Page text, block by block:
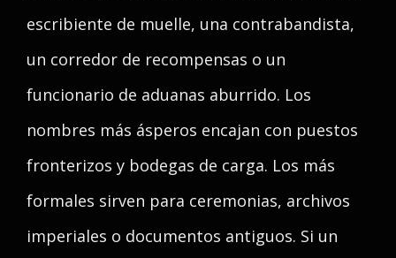
escribiente de muelle, una contrabandista,
un corredor de recompensas o un
funcionario de aduanas aburrido. Los
nombres más ásperos encajan con puestos
fronterizos y bodegas de carga. Los más
formales sirven para ceremonias, archivos
imperiales o documentos antiguos. Si un